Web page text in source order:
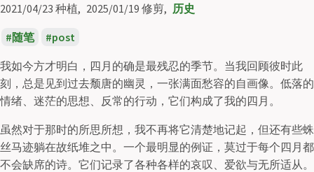
2021/04/23 种植 2025/01/19 修剪 历史
随笔 post
我如今方才明白，四月的确是最残忍的季节。当我回顾彼时此
刻，总是见到过去颓唐的幽灵，一张满面愁容的自画像。低落的
情绪、迷茫的思想、反常的行动，它们构成了我的四月。
虽然对于那时的所思所想，我不再将它清楚地记起，但还有些蛛
丝马迹躺在故纸堆之中。一个最明显的例证，莫过于每个四月都
不会缺席的诗。它们记录了各种各样的哀叹、爱欲与无所适从。